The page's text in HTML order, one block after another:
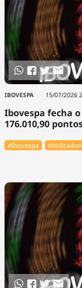
IBOVESPA 15/07/2026
Ibovespa fecha
176.010,90
#Ibovespa